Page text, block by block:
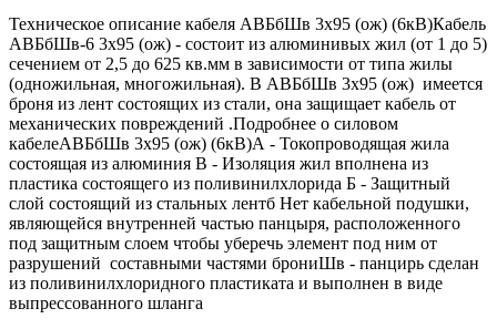
Техническое описание кабеля АВБбШв 3х95 (ож) (6кВ)Кабель
АВБбШв-6 3х95 (ож) - состоит из алюминивых жил (от 1 до 5)
сечением от 2,5 до 625 кв.мм в зависимости от типа жилы
(одножильная, многожильная). В АВБбШв 3х95 (ож) имеется
броня из лент состоящих из стали, она защищает кабель от
механических повреждений .Подробнее о силовом
кабелеАВБбШв 3х95 (ож) (6кВ)А - Токопроводящая жила
состоящая из алюминия В - Изоляция жил вполнена из
пластика состоящего из поливинилхлорида Б - Защитный
слой состоящий из стальных лентб Нет кабельной подушки,
являющейся внутренней частью панцыря, расположенного
под защитным слоем чтобы уберечь элемент под ним от
разрушений составными частями брониШв - панцирь сделан
из поливинилхлоридного пластиката и выполнен в виде
выпрессованного шланга